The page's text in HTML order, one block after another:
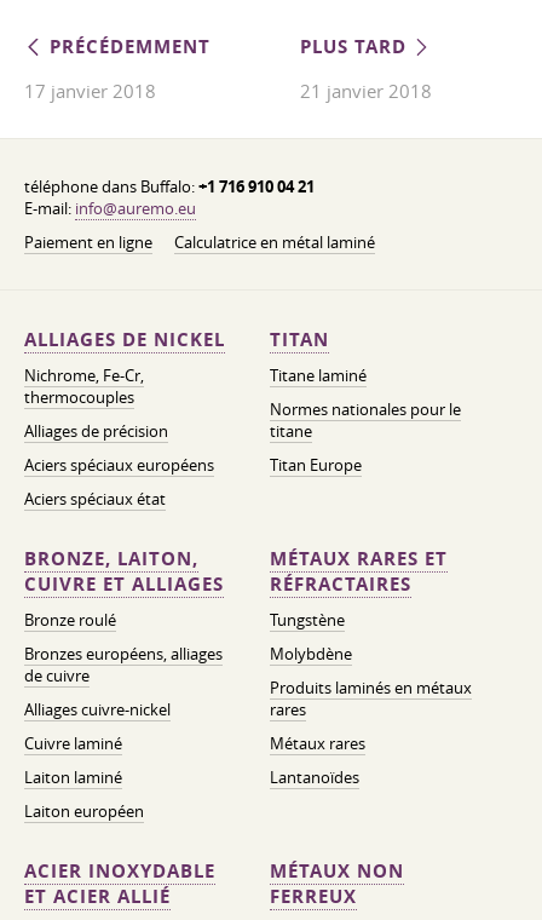
PRÉCÉDEMMENT
17 janvier 2018
PLUS TARD
21 janvier 2018
téléphone dans Buffalo:+1 716 910 04 21
E-mail: info@auremo.eu
Paiement en ligne
Calculatrice en métal laminé
ALLIAGES DE NICKEL
Nichrome, Fe-Cr,
thermocouples
Alliages de précision
Aciers spéciaux européens
Aciers spéciaux état
TITAN
Titane laminé
Normes nationales pour le
titane
Titan Europe
BRONZE, LAITON,
CUIVRE ET ALLIAGES
Bronze roulé
Bronzes européens, alliages
de cuivre
Alliages cuivre-nickel
Cuivre laminé
Laiton laminé
Laiton européen
MÉTAUX RARES ET
RÉFRACTAIRES
Tungstène
Molybdène
Produits laminés en métaux
rares
Métaux rares
Lantanoïdes
ACIER INOXYDABLE
ET ACIER ALLIÉ
MÉTAUX NON
FERREUX